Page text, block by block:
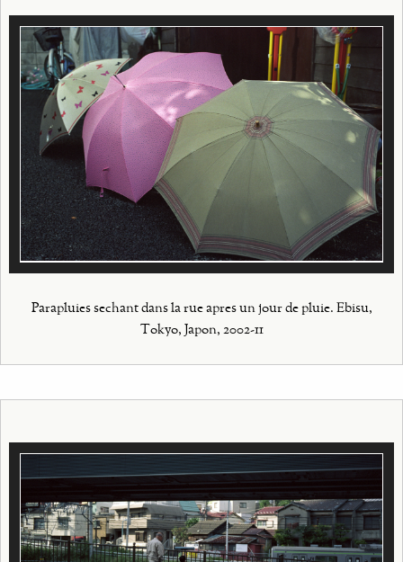
Parapluies sechant dans la rue apres un jour de pluie. Ebisu,
Tokyo, Japon, 2002-11